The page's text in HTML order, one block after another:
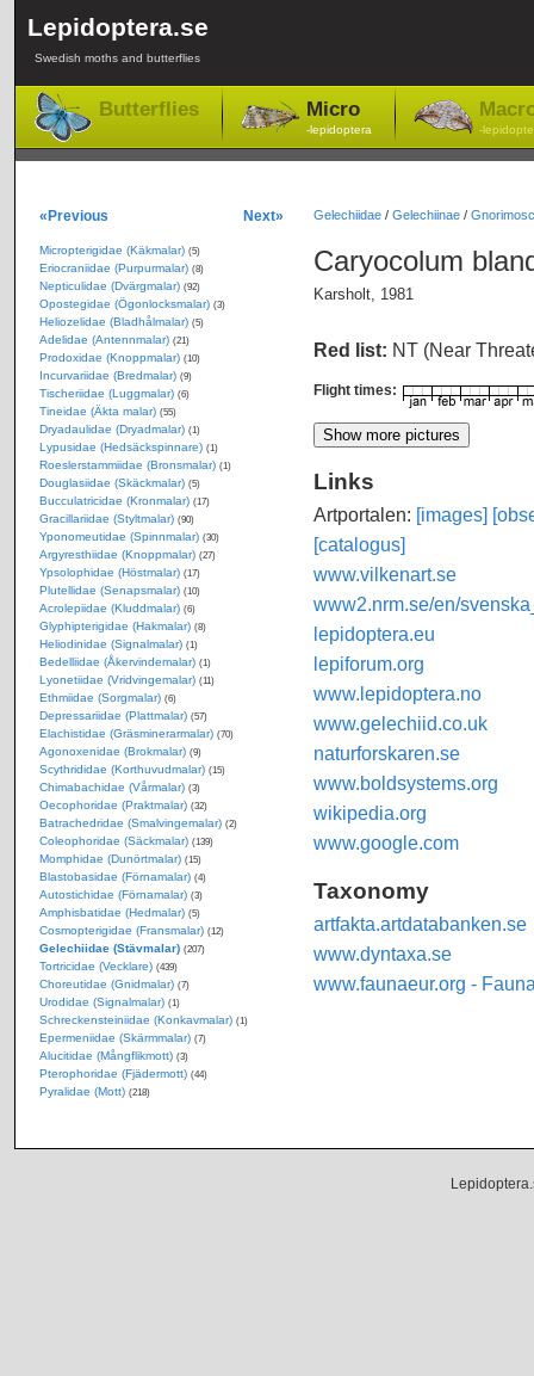
Lepidoptera.se
Swedish moths and butterflies
Butterflies Micro
-lepidoptera -
Gelechiidae/ Gelechiinae/
Caryocolum
Karsholt, 1981
Red list: NT (Near
Flight times:
Links
Artportalen: [images]
[catalogus]
www.vilkenart.se
www2.nrm.se/en/
lepidoptera.eu
lepiforum.org
www.lepidoptera.no
www.gelechiid.co.uk
naturforskaren.se
www.boldsystems.org
wikipedia.org
www.google.com
Taxonomy
artfakta.artdatabanken.se
www.dyntaxa.se
www.faunaeur.org -
«Previous Next»
Micropterigidae (Käkmalar) (5)
Eriocraniidae (Purpurmalar) (8)
Nepticulidae (Dvärgmalar) (92)
Opostegidae (Ögonlocksmalar) (3)
Heliozelidae (Bladhålmalar) (5)
Adelidae (Antennmalar) (21)
Prodoxidae (Knoppmalar) (10)
Incurvariidae (Bredmalar) (9)
Tischeriidae (Luggmalar) (6)
Tineidae (Äkta malar) (55)
Dryadaulidae (Dryadmalar) (1)
Lypusidae (Hedsäckspinnare) (1)
Roeslerstammiidae (Bronsmalar) (1)
Douglasiidae (Skäckmalar) (5)
Bucculatricidae (Kronmalar) (17)
Gracillariidae (Styltmalar) (90)
Yponomeutidae (Spinnmalar) (30)
Argyresthiidae (Knoppmalar) (27)
Ypsolophidae (Höstmalar) (17)
Plutellidae (Senapsmalar) (10)
Acrolepiidae (Kluddmalar) (6)
Glyphipterigidae (Hakmalar) (8)
Heliodinidae (Signalmalar) (1)
Bedelliidae (Åkervindemalar) (1)
Lyonetiidae (Vridvingemalar) (11)
Ethmiidae (Sorgmalar) (6)
Depressariidae (Plattmalar) (57)
Elachistidae (Gräsminerarmalar) (70)
Agonoxenidae (Brokmalar) (9)
Scythrididae (Korthuvudmalar) (15)
Chimabachidae (Vårmalar) (3)
Oecophoridae (Praktmalar) (32)
Batrachedridae (Smalvingemalar) (2)
Coleophoridae (Säckmalar) (139)
Momphidae (Dunörtmalar) (15)
Blastobasidae (Förnamalar) (4)
Autostichidae (Förnamalar) (3)
Amphisbatidae (Hedmalar) (5)
Cosmopterigidae (Fransmalar) (12)
Gelechiidae (Stävmalar) (207)
Tortricidae (Vecklare) (439)
Choreutidae (Gnidmalar) (7)
Urodidae (Signalmalar) (1)
Schreckensteiniidae (Konkavmalar) (1)
Epermeniidae (Skärmmalar) (7)
Alucitidae (Mångflikmott) (3)
Pterophoridae (Fjädermott) (44)
Pyralidae (Mott) (218)